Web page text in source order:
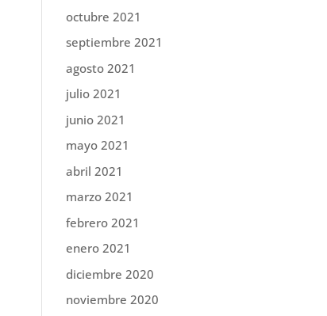
octubre 2021
septiembre 2021
agosto 2021
julio 2021
junio 2021
mayo 2021
abril 2021
marzo 2021
febrero 2021
enero 2021
diciembre 2020
noviembre 2020